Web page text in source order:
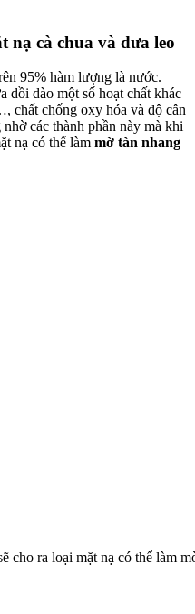
nạ cà chua và dưa leo
95% hàm lượng là nước.
dồi dào một số hoạt chất khác
chất chống oxy hóa và độ cân
các thành phần này mà khi
nạ có thể làm mờ tàn nhang
cho ra loại mặt nạ có thể làm